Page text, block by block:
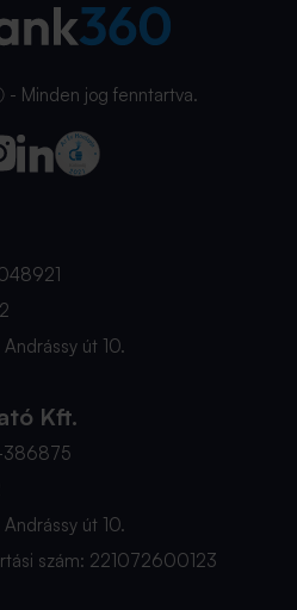
Minden jog fenntartva.
út 10.
Kft.
386875
út 10.
szám: 221072600123